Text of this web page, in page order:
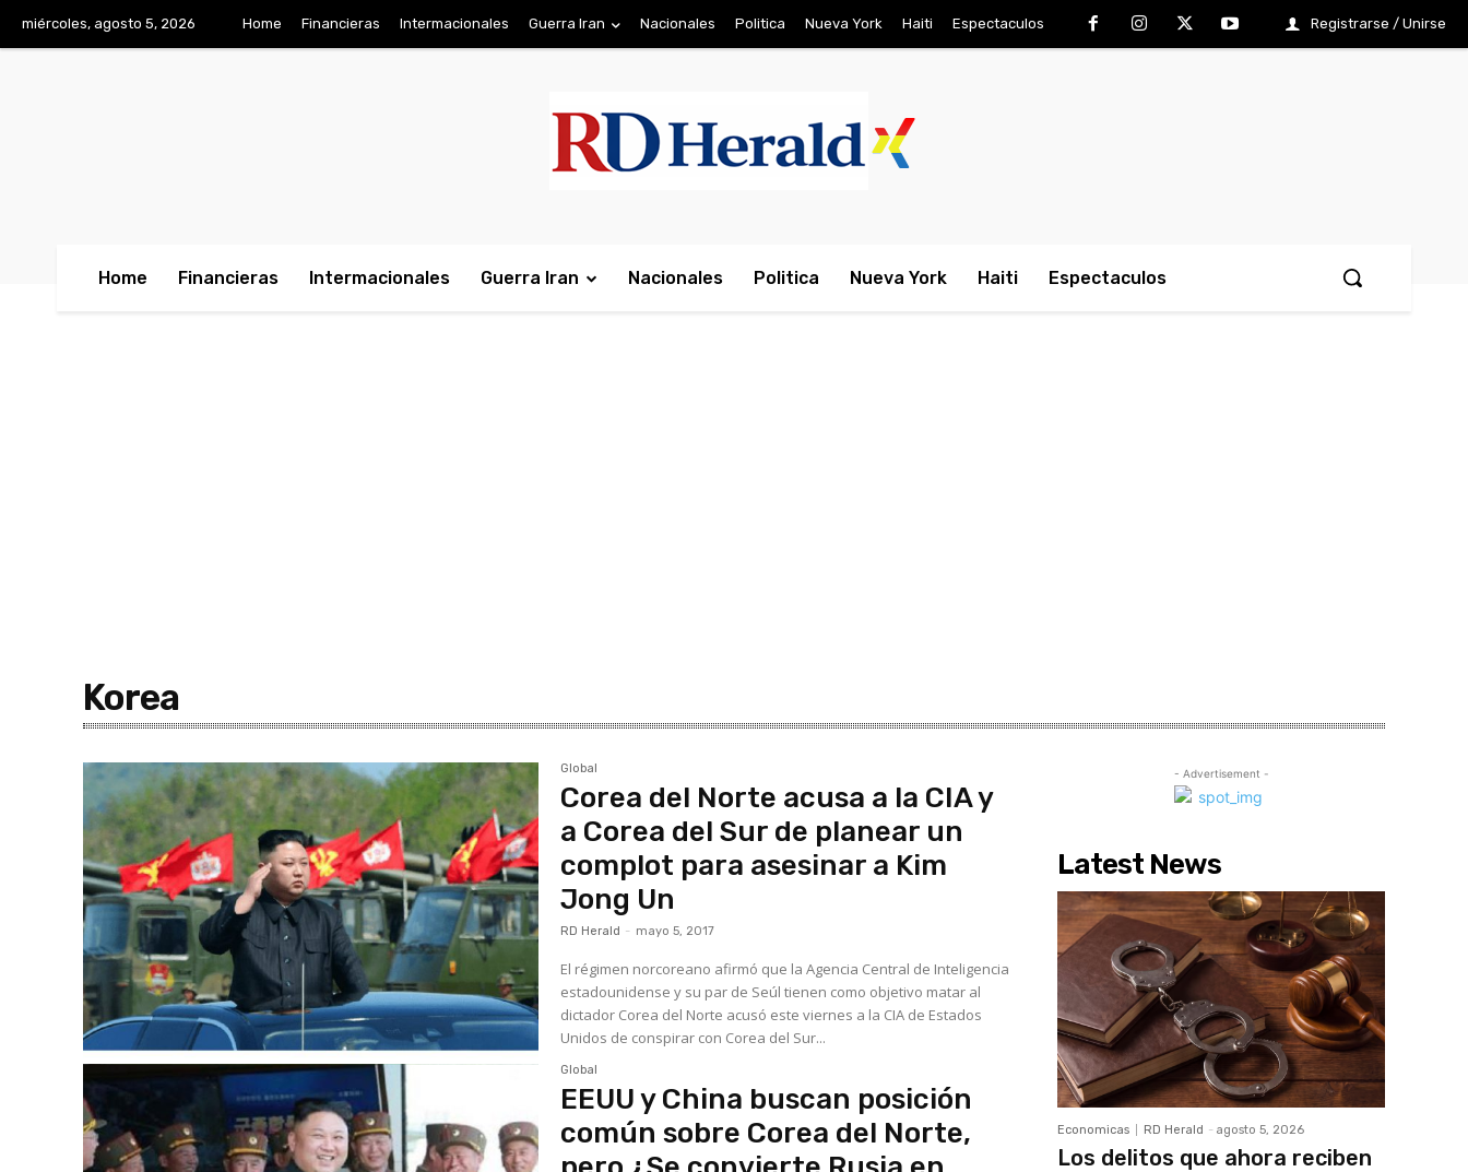
miércoles, agosto 5, 2026 Home Financieras Intermacionales Guerra Iran Nacionales Politica Nueva York Haiti Espectaculos Registrarse / Unirse
Home Financieras Intermacionales Guerra Iran Nacionales Politica Nueva York Haiti Espectaculos
Korea
Global
Corea del Norte acusa a la CIA y
a Corea del Sur de planear un
complot para asesinar a Kim
Jong Un
RD Herald - mayo 5, 2017
El régimen norcoreano afirmó que la Agencia Central de Inteligencia
estadounidense y su par de Seúl tienen como objetivo matar al
dictador Corea del Norte acusó este viernes a la CIA de Estados
Unidos de conspirar con Corea del Sur...
Global
EEUU y China buscan posición
común sobre Corea del Norte,
- Advertisement -
Latest News
Economicas RD Herald - agosto 5, 2026
Los delitos que ahora reciben